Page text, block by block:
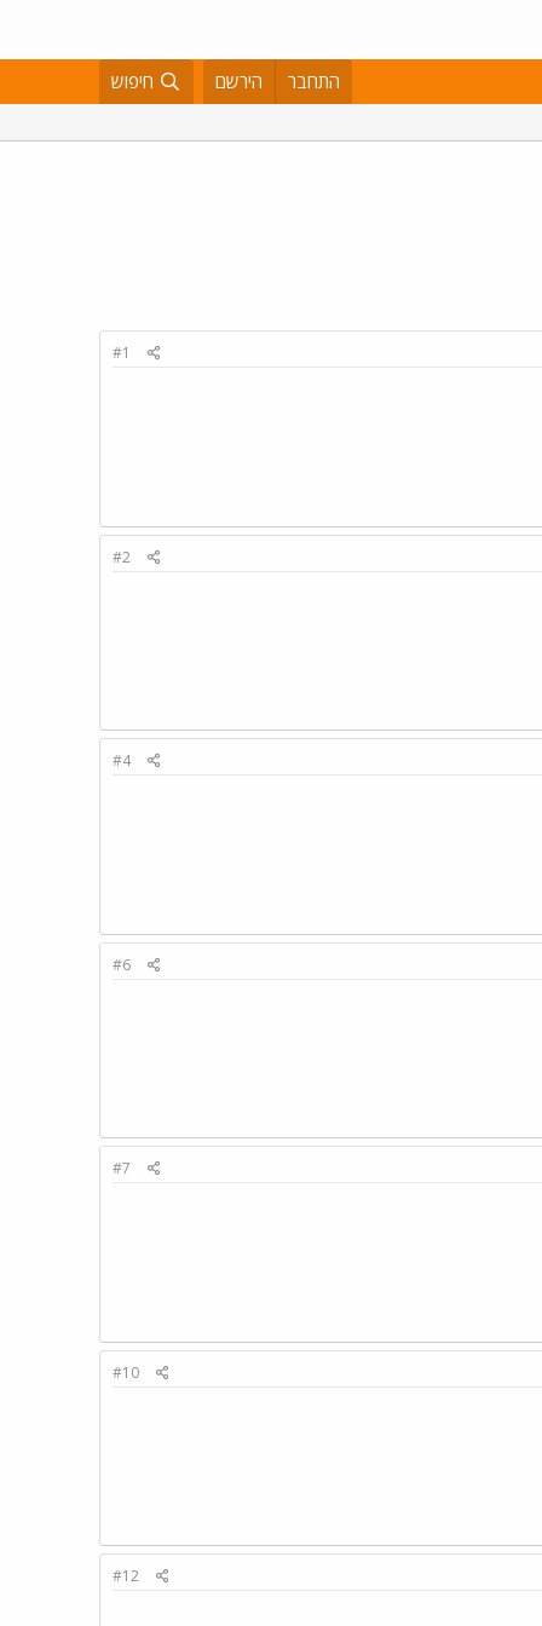
התחבר הירשם חיפוש
#1
#2
#4
#6
#7
#10
#12